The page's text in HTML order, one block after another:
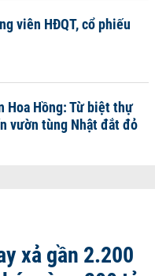
viên HĐQT, cổ phiếu
Hoa Hồng: Từ biệt thự
vườn tùng Nhật đắt đỏ
xả gần 2.200